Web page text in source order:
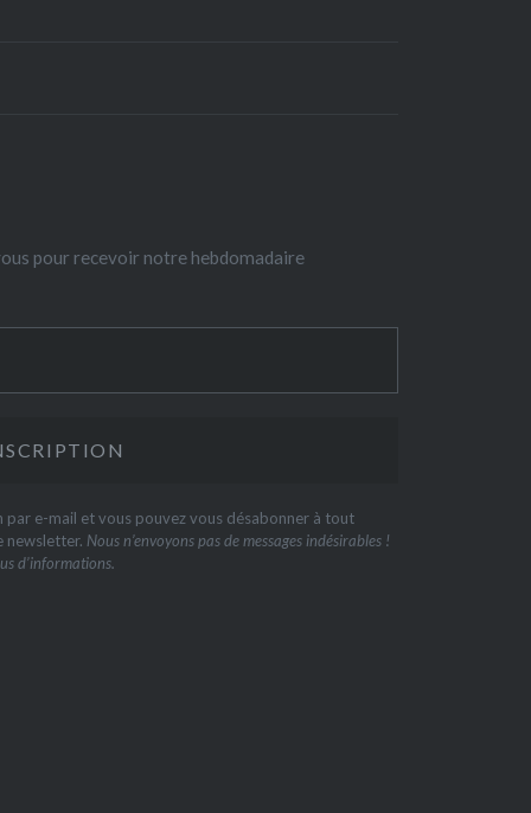
pour recevoir notre hebdomadaire
e-mail et vous pouvez vous désabonner à tout
newsletter. Nous n’envoyons pas de messages indésirables !
d’informations.